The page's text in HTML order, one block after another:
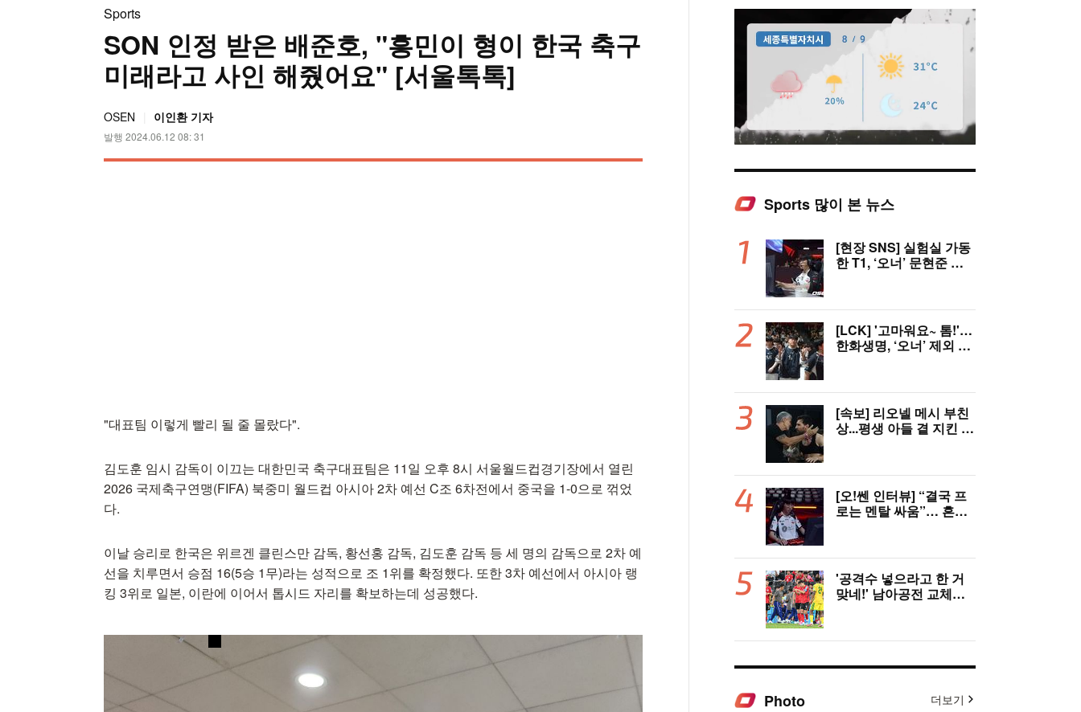
Sports
SON 인정 받은 배준호, "흥민이 형이 한국 축구
미래라고 사인 해줬어요" [서울톡톡]
OSEN 이인환 기자
발행 2024.06.12 08: 31
"대표팀 이렇게 빨리 될 줄 몰랐다".
김도훈 임시 감독이 이끄는 대한민국 축구대표팀은 11일 오후 8시 서울월드컵경기장에서 열린
2026 국제축구연맹(FIFA) 북중미 월드컵 아시아 2차 예선 C조 6차전에서 중국을 1-0으로 꺾었
다.
이날 승리로 한국은 위르겐 클린스만 감독, 황선홍 감독, 김도훈 감독 등 세 명의 감독으로 2차 예
선을 치루면서 승점 16(5승 1무)라는 성적으로 조 1위를 확정했다. 또한 3차 예선에서 아시아 랭
킹 3위로 일본, 이란에 이어서 톱시드 자리를 확보하는데 성공했다.
Sports 많이 본 뉴스
[현장 SNS] 실험실 가동
한 T1, ‘오너’ 문현준 선
[LCK] '고마워요~ 톰!'…
한화생명, ‘오너’ 제외 T1
[속보] 리오넬 메시 부친
상...평생 아들 곁 지킨 호
[오!쎈 인터뷰] “결국 프
로는 멘탈 싸움”… 흔들
'공격수 넣으라고 한 거
맞네!' 남아공전 교체된
Photo 더보기